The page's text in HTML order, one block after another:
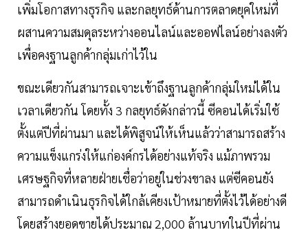
เพิ่มโอกาสทางธุรกิจ และกลยุทธ์ด้านการตลาดยุคใหม่ที่
ผสานความสมดุลระหว่างออนไลน์และออฟไลน์อย่างลงตัว
เพื่อคงฐานลูกค้ากลุ่มเก่าไว้ใน
ขณะเดียวกันสามารถเจาะเข้าถึงฐานลูกค้ากลุ่มใหม่ได้ใน
เวลาเดียวกัน โดยทั้ง 3 กลยุทธ์ดังกล่าวนี้ ซีคอนได้เริ่มใช้
ตั้งแต่ปีที่ผ่านมา และได้พิสูจน์ให้เห็นแล้วว่าสามารถสร้าง
ความแข็งแกร่งให้แก่องค์กรได้อย่างแท้จริง แม้ภาพรวม
เศรษฐกิจที่หลายฝ่ายเชื่อว่าอยู่ในช่วงขาลง แต่ซีคอนยัง
สามารถดำเนินธุรกิจได้ใกล้เคียงเป้าหมายที่ตั้งไว้ได้อย่างดี
โดยสร้างยอดขายได้ประมาณ 2,000 ล้านบาทในปีที่ผ่าน